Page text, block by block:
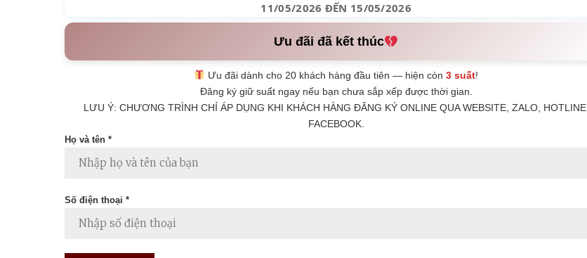
11/05/2026 ĐẾN 15/05/2026
Ưu đãi đã kết thúc
Ưu đãi dành cho 20 khách hàng đầu tiên — hiện còn3 suất!
Đăng ký giữ suất ngay nếu bạn chưa sắp xếp được thời gian.
LƯU Ý: CHƯƠNG TRÌNH CHỈ ÁP DỤNG KHI KHÁCH HÀNG ĐĂNG KÝ ONLINE QUA WEBSITE, ZALO, HOTLINE,
FACEBOOK.
Họ và tên *
Số điện thoại *